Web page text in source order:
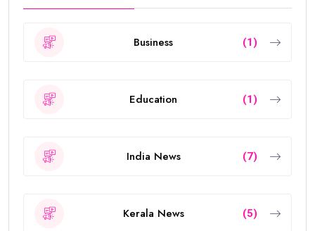
Business (1)
Education (1)
India News (7)
Kerala News (5)